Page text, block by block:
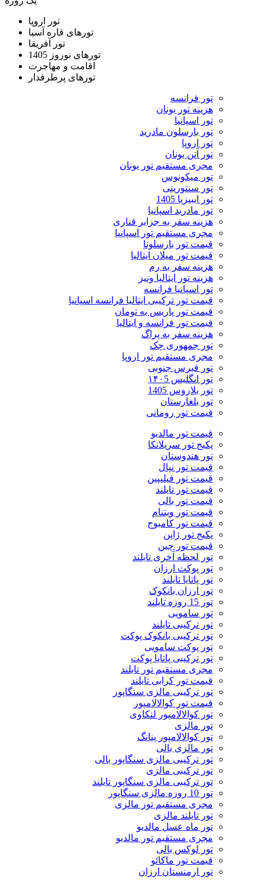
تور اروپا
تورهای قاره آسیا
تور آفریقا
تورهای نوروز 1405
اقامت و مهاجرت
تورهای پرطرفدار
تور فرانسه
هزینه تور یونان
تور اسپانیا
تور بارسلون مادرید
تور اروپا
تور آتن یونان
مجری مستقیم تور یونان
تور میکونوس
تور سنتورینی
تور ایبیزیا 1405
تور مادرید اسپانیا
هزینه سفر به جزایر قناری
مجری مستقیم تور اسپانیا
قیمت تور بارسلونا
قیمت تور میلان ایتالیا
هزینه سفر به رم
هزینه تور ایتالیا ونیز
تور اسپانیا فرانسه
قیمت تور ترکیبی ایتالیا فرانسه اسپانیا
قیمت تور پاریس به تومان
قیمت تور فرانسه و ایتالیا
هزینه سفر به پراگ
تور جمهوری چک
مجری مستقیم تور اروپا
تور قبرس جنوبی
تور انگلیس ۱۴۰5
تور بلاروس 1405
تور بلغارستان
قیمت تور رومانی
قیمت تور مالدیو
پکیج تور سریلانکا
تور هندوستان
قیمت تور نپال
قیمت تور فیلیپین
قیمت تور تایلند
قیمت تور بالی
قیمت تور ویتنام
قیمت تور کامبوج
پکیج تور ژاپن
قیمت تور چین
تور لحظه آخری تایلند
تور پوکت ارزان
تور پاتايا تايلند
تور ارزان بانکوک
تور 15 روزه تایلند
تور سامویی
تور ترکیبی تایلند
تور ترکیبی بانکوک پوکت
تور پوکت سامویی
تور ترکیبی پاتایا پوکت
مجری مستقیم تور تایلند
قیمت تور کرابی تایلند
تور ترکیبی مالزی سنگاپور
قیمت تور کوالالامپور
تور کوالالامپور لنکاوی
تور مالزی
تور کوالالامپور پنانگ
تور مالزی بالی
تور ترکیبی مالزی سنگاپور بالی
تور ترکیبی مالزی
تور ترکیبی مالزی سنگاپور تایلند
تور 10 روزه مالزی سنگاپور
مجری مستقیم تور مالزی
تور تایلند مالزی
تور ماه عسل مالدیو
مجری مستقیم تور مالدیو
تور لوکس بالی
قیمت تور ماکائو
تور ارمنستان ارزان